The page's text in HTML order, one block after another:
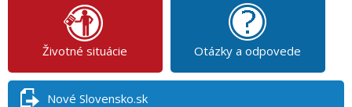
Životné situácie Otázky a odpovede
Nové Slovensko.sk